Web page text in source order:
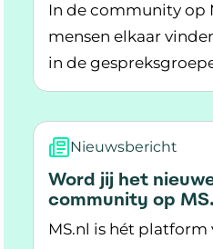
In de community op
mensen elkaar
in de
tips delen. Dit
ook moderator op
Lees meer over
Nieuwsbericht
Word jij het
community op
MS.nl is hét